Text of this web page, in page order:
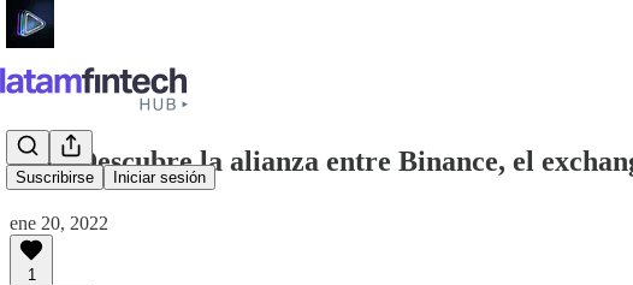
Suscribirse Iniciar sesión
#33 - Descubre la alianza entre Binance, el
ene 20, 2022
1